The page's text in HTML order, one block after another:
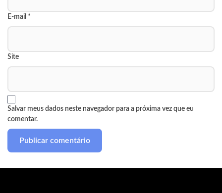
E-mail *
Site
Salvar meus dados neste navegador para a próxima vez que eu
comentar.